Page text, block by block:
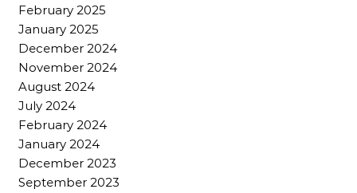
February 2025
January 2025
December 2024
November 2024
August 2024
July 2024
February 2024
January 2024
December 2023
September 2023